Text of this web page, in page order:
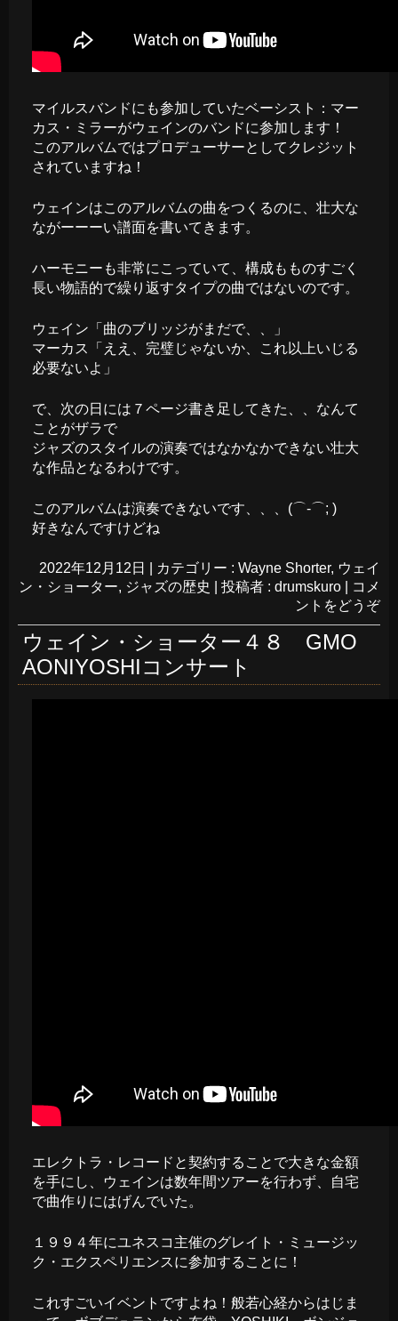
マイルスバンドにも参加していたベーシスト：マー
カス・ミラーがウェインのバンドに参加します！
このアルバムではプロデューサーとしてクレジット
されていますね！
ウェインはこのアルバムの曲をつくるのに、壮大な
ながーーーい譜面を書いてきます。
ハーモニーも非常にこっていて、構成もものすごく
長い物語的で繰り返すタイプの曲ではないのです。
ウェイン「曲のブリッジがまだで、、」
マーカス「ええ、完璧じゃないか、これ以上いじる
必要ないよ」
で、次の日には７ページ書き足してきた、、なんて
ことがザラで
ジャズのスタイルの演奏ではなかなかできない壮大
な作品となるわけです。
このアルバムは演奏できないです、、、(⌒-⌒; )
好きなんですけどね
2022年12月12日 カテゴリー : Wayne Shorter, ウェイ
ン・ショーター, ジャズの歴史 投稿者 : drumskuro
コメ
ントをどうぞ
ウェイン・ショーター４８ GMO
AONIYOSHIコンサート
エレクトラ・レコードと契約することで大きな金額
を手にし、ウェインは数年間ツアーを行わず、自宅
で曲作りにはげんでいた。
１９９４年にユネスコ主催のグレイト・ミュージッ
ク・エクスペリエンスに参加することに！
これすごいイベントですよね！般若心経からはじま